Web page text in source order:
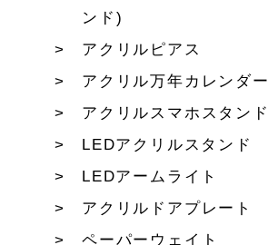
ンド)
アクリルピアス
アクリル万年カレンダー
アクリルスマホスタンド
LEDアクリルスタンド
LEDアームライト
アクリルドアプレート
ペーパーウェイト